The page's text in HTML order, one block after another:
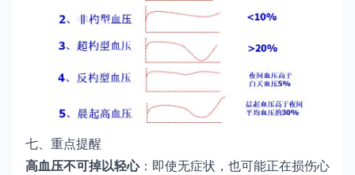
七、重点提醒
高血压不可掉以轻心：即使无症状，也可能正在损伤心